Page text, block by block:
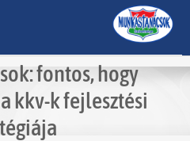
fontos, hogy
kkv-k fejlesztési